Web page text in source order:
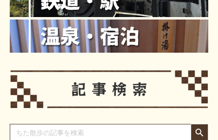
Search
for:
Search Button